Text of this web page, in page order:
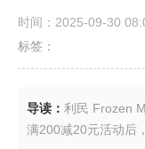
时间：2025-09-30
标签：
导读： 利民 Frozen
满200减20元活动后